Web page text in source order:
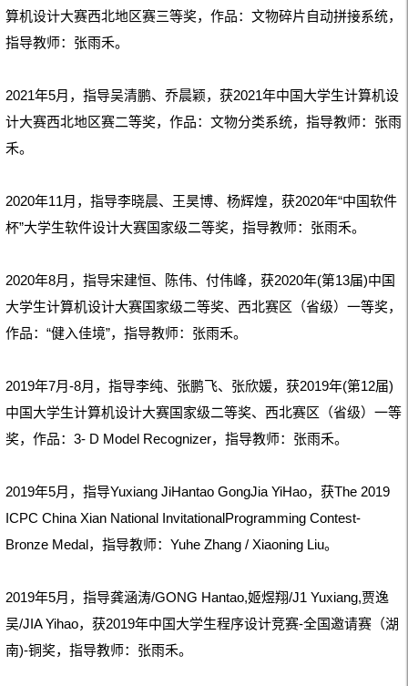
算机设计大赛西北地区赛三等奖，作品： 文物碎片自动拼接系统，
指导教师：张雨禾。
2021年5月，指导吴清鹏、乔晨颖，获2021年中国大学生计算机设
计大赛西北地区赛二等奖，作品：文物分类系统， 指导教师：张雨
禾。
2020年11月，指导李晓晨、王昊博、杨辉煌，获2020年“中国软件
杯”大学生软件设计大赛国家级二等奖，指导教师：张雨禾。
2020年8月，指导宋建恒、陈伟、付伟峰，获2020年(第13届)中国
大学生计算机设计大赛国家级二等奖、西北赛区（省级）一等奖，
作品： “健入佳境”，指导教师：张雨禾。
2019年7月-8月，指导李纯、张鹏飞、张欣媛，获2019年(第12届)
中国大学生计算机设计大赛国家级二等奖、西北赛区（省级）一等
奖，作品：3- D Model Recognizer，指导教师：张雨禾。
2019年5月，指导Yuxiang JiHantao GongJia YiHao，获The 2019
ICPC China Xian National InvitationalProgramming Contest-
Bronze Medal，指导教师：Yuhe Zhang / Xiaoning Liu。
2019年5月，指导龚涵涛/GONG Hantao,姬煜翔/J1 Yuxiang,贾逸
吴/JIA Yihao，获2019年中国大学生程序设计竞赛-全国邀请赛（湖
南)-铜奖，指导教师：张雨禾。